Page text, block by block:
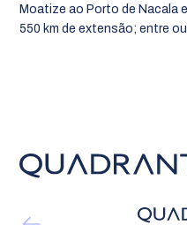
Moatize ao Porto de Nacala
550 km de extensão; entre